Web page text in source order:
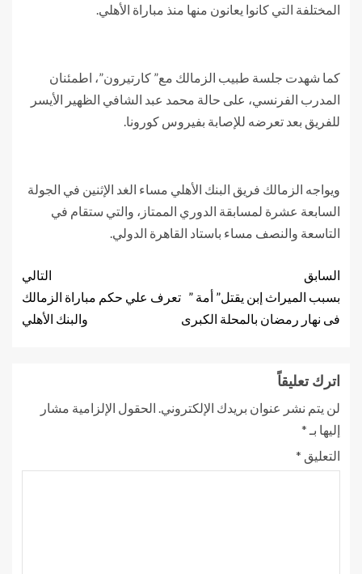
المختلفة التي كانوا يعانون منها منذ مباراة الأهلي.
كما شهدت جلسة طبيب الزمالك مع” كارتيرون”، اطمئنان
المدرب الفرنسي، على حالة محمد عبد الشافي الظهير الأيسر
للفريق بعد تعرضه للإصابة بفيروس كورونا.
ويواجه الزمالك فريق البنك الأهلي مساء الغد الإثنين في الجولة
السابعة عشرة لمسابقة الدوري الممتاز، والتي ستقام في
التاسعة والنصف مساء باستاد القاهرة الدولي.
السابق
بسبب الميراث إبن يقتل” أمة ”
فى نهار رمضان بالمحلة الكبرى
التالي
تعرف علي حكم مباراة الزمالك
والبنك الأهلي
اترك تعليقاً
لن يتم نشر عنوان بريدك الإلكتروني. الحقول الإلزامية مشار
إليها بـ *
التعليق *